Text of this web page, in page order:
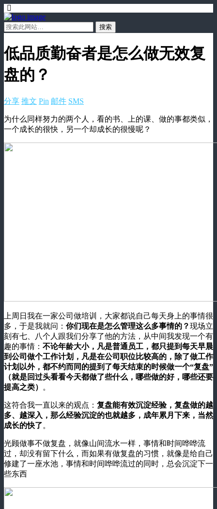
低品质勤奋者是怎么做无效复
盘的？
分享 推文 Pin 邮件 SMS
为什么同样努力的两个人，看的书、上的课、做的事都类似，
一个成长的很快，另一个却成长的很慢呢？
上周日我在一家公司做培训，大家都说自己每天身上的事情很
多，于是我就问： 你们现在是怎么管理这么多事情的？现场立
刻有七、八个人跟我们分享了他的方法，从中间我发现一个有
趣的事情： 不论年龄大小，凡是普通员工，都只提到每天早晨
到公司做个工作计划，凡是在公司职位比较高的，除了做工作
计划以外，都不约而同的提到了每天结束的时候做一个“复盘”
（就是回过头看看今天都做了些什么，哪些做的好，哪些还要
提高之类）
。
这符合我一直以来的观点： 复盘能有效沉淀经验，复盘做的越
多、越深入，那么经验沉淀的也就越多，成年累月下来，当然
成长的快了。
光顾做事不做复盘，就像山间流水一样，事情和时间哗哗流
过，却没有留下什么，而如果有做复盘的习惯，就像是给自己
修建了一座水池，事情和时间哗哗流过的同时，总会沉淀下一
些东西